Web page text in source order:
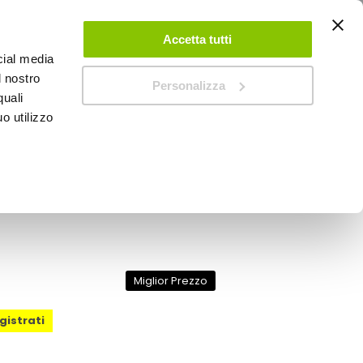
media
nostro
utilizzo
Accetta tutti
Personalizza
ACCEDI CREA UN ACCOUNT CONTATTACI
Miglior Prezzo